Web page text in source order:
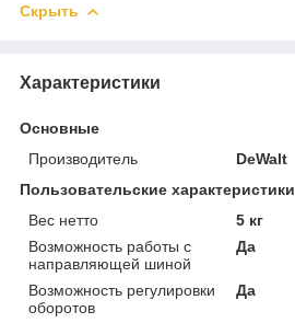
Скрыть
Характеристики
Основные
Производитель
DeWalt
Пользовательские характеристики
Вес нетто
5 кг
Возможность работы с
направляющей шиной
Да
Возможность регулировки
оборотов
Да